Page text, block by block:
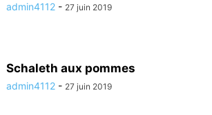
admin4112 - 27 juin 2019
Schaleth aux pommes
admin4112 - 27 juin 2019